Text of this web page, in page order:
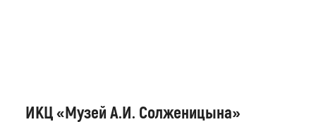
ИКЦ «Музей А.И. Солженицына»